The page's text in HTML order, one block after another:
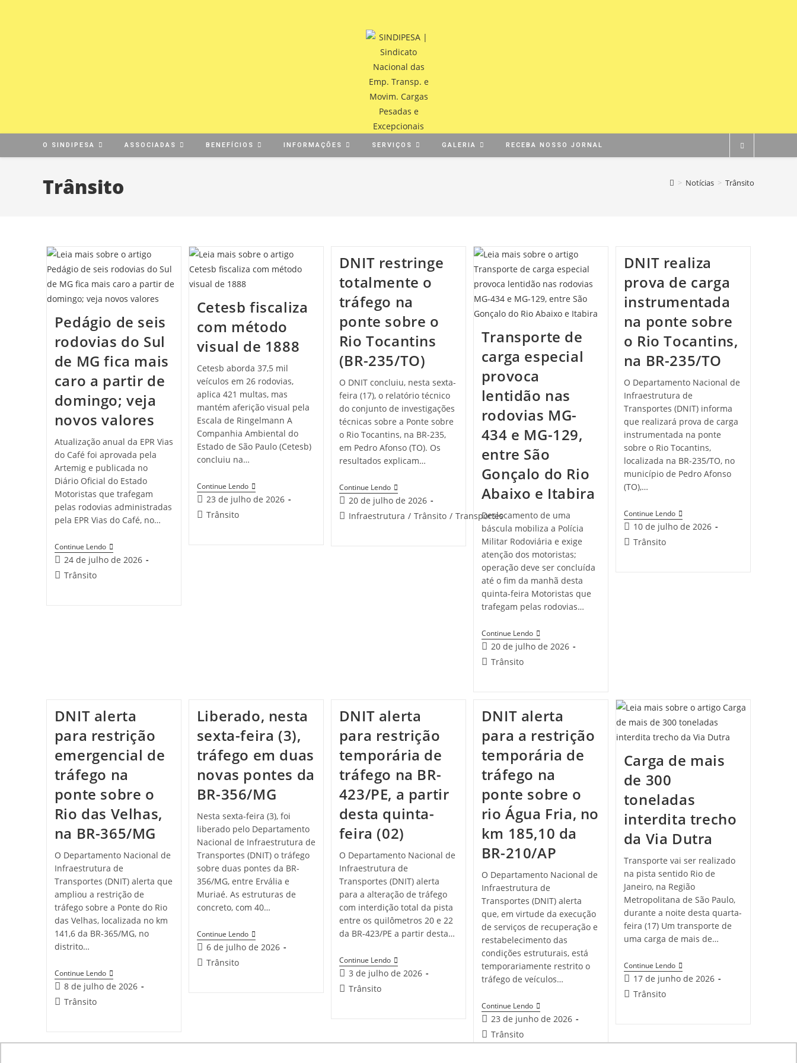
O SINDIPESA ASSOCIADAS BENEFÍCIOS INFORMAÇÕES SERVIÇOS GALERIA RECEBA NOSSO JORNAL
Trânsito > Notícias > Trânsito
Pedágio de seis
rodovias do Sul
de MG fica mais
caro a partir de
domingo; veja
novos valores
Atualização anual da EPR Vias
do Café foi aprovada pela
Artemig e publicada no
Diário Oficial do Estado
Motoristas que trafegam
pelas rodovias administradas
pela EPR Vias do Café, no…
Continue Lendo
24 de julho de 2026
Trânsito
Cetesb fiscaliza
com método
visual de 1888
Cetesb aborda 37,5 mil
veículos em 26 rodovias,
aplica 421 multas, mas
mantém aferição visual pela
Escala de Ringelmann A
Companhia Ambiental do
Estado de São Paulo (Cetesb)
concluiu na…
Continue Lendo
23 de julho de 2026
Trânsito
DNIT restringe
totalmente o
tráfego na
ponte sobre o
Rio Tocantins
(BR-235/TO)
O DNIT concluiu, nesta sexta-
feira (17), o relatório técnico
do conjunto de investigações
técnicas sobre a Ponte sobre
o Rio Tocantins, na BR-235,
em Pedro Afonso (TO). Os
resultados explicam…
Continue Lendo
20 de julho de 2026
Infraestrutura / Trânsito / Transportes
Transporte de
carga especial
provoca
lentidão nas
rodovias MG-
434 e MG-129,
entre São
Gonçalo do Rio
Abaixo e Itabira
Deslocamento de uma
báscula mobiliza a Polícia
Militar Rodoviária e exige
atenção dos motoristas;
operação deve ser concluída
até o fim da manhã desta
quinta-feira Motoristas que
trafegam pelas rodovias…
Continue Lendo
20 de julho de 2026
Trânsito
DNIT realiza
prova de carga
instrumentada
na ponte sobre
o Rio Tocantins,
na BR-235/TO
O Departamento Nacional de
Infraestrutura de
Transportes (DNIT) informa
que realizará prova de carga
instrumentada na ponte
sobre o Rio Tocantins,
localizada na BR-235/TO, no
município de Pedro Afonso
(TO),…
Continue Lendo
10 de julho de 2026
Trânsito
DNIT alerta
para restrição
emergencial de
tráfego na
ponte sobre o
Rio das Velhas,
na BR-365/MG
O Departamento Nacional de
Infraestrutura de
Transportes (DNIT) alerta que
ampliou a restrição de
tráfego sobre a Ponte do Rio
das Velhas, localizada no km
141,6 da BR-365/MG, no
distrito…
Continue Lendo
8 de julho de 2026
Trânsito
Liberado, nesta
sexta-feira (3),
tráfego em duas
novas pontes da
BR-356/MG
Nesta sexta-feira (3), foi
liberado pelo Departamento
Nacional de Infraestrutura de
Transportes (DNIT) o tráfego
sobre duas pontes da BR-
356/MG, entre Ervália e
Muriaé. As estruturas de
concreto, com 40…
Continue Lendo
6 de julho de 2026
Trânsito
DNIT alerta
para restrição
temporária de
tráfego na BR-
423/PE, a partir
desta quinta-
feira (02)
O Departamento Nacional de
Infraestrutura de
Transportes (DNIT) alerta
para a alteração de tráfego
com interdição total da pista
entre os quilômetros 20 e 22
da BR-423/PE a partir desta…
Continue Lendo
3 de julho de 2026
Trânsito
DNIT alerta
para a restrição
temporária de
tráfego na
ponte sobre o
rio Água Fria, no
km 185,10 da
BR-210/AP
O Departamento Nacional de
Infraestrutura de
Transportes (DNIT) alerta
que, em virtude da execução
de serviços de recuperação e
restabelecimento das
condições estruturais, está
temporariamente restrito o
tráfego de veículos…
Continue Lendo
23 de junho de 2026
Trânsito
Carga de mais
de 300
toneladas
interdita trecho
da Via Dutra
Transporte vai ser realizado
na pista sentido Rio de
Janeiro, na Região
Metropolitana de São Paulo,
durante a noite desta quarta-
feira (17) Um transporte de
uma carga de mais de…
Continue Lendo
17 de junho de 2026
Trânsito